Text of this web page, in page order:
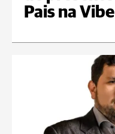
Pais na